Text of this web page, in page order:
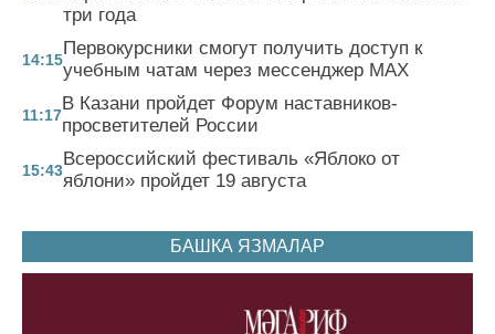
три года
14:15
Первокурсники смогут получить доступ к
учебным чатам через мессенджер MAX
11:17
В Казани пройдет Форум наставников-
просветителей России
15:43
Всероссийский фестиваль «Яблоко от
яблони» пройдет 19 августа
БАШКА ЯЗМАЛАР